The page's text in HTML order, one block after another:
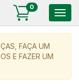
0
FAÇA UM
E FAZER UM